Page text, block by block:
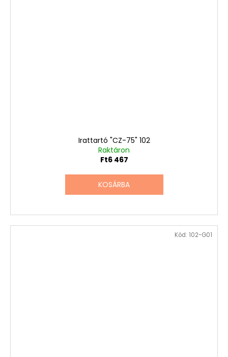
Irattartó "CZ-75" 102
Raktáron
Ft6 467
KOSÁRBA
Kód: 102-G01